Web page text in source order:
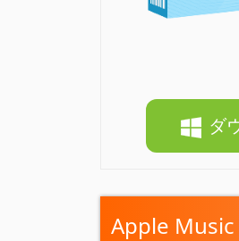
ダ
Apple Music